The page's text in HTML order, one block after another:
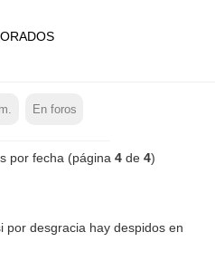
En foros
por fecha (página 4de 4)
por desgracia hay despidos en